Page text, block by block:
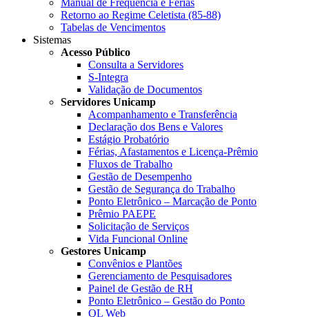
Manual de Frequência e Férias
Retorno ao Regime Celetista (85-88)
Tabelas de Vencimentos
Sistemas
Acesso Público
Consulta a Servidores
S-Integra
Validação de Documentos
Servidores Unicamp
Acompanhamento e Transferência
Declaração dos Bens e Valores
Estágio Probatório
Férias, Afastamentos e Licença-Prêmio
Fluxos de Trabalho
Gestão de Desempenho
Gestão de Segurança do Trabalho
Ponto Eletrônico – Marcação de Ponto
Prêmio PAEPE
Solicitação de Serviços
Vida Funcional Online
Gestores Unicamp
Convênios e Plantões
Gerenciamento de Pesquisadores
Painel de Gestão de RH
Ponto Eletrônico – Gestão do Ponto
QL Web